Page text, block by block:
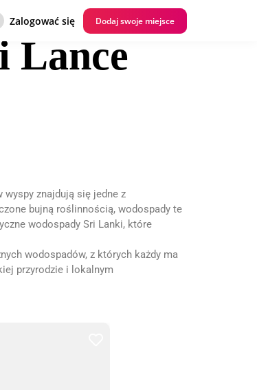
Zalogować się Dodaj swoje miejsce
Lance
wyspy znajdują się jedne z
bujną roślinnością, wodospady te
wodospady Sri Lanki, które
wodospadów, z których każdy ma
przyrodzie i lokalnym